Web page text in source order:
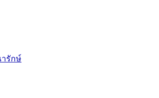
รักษ์